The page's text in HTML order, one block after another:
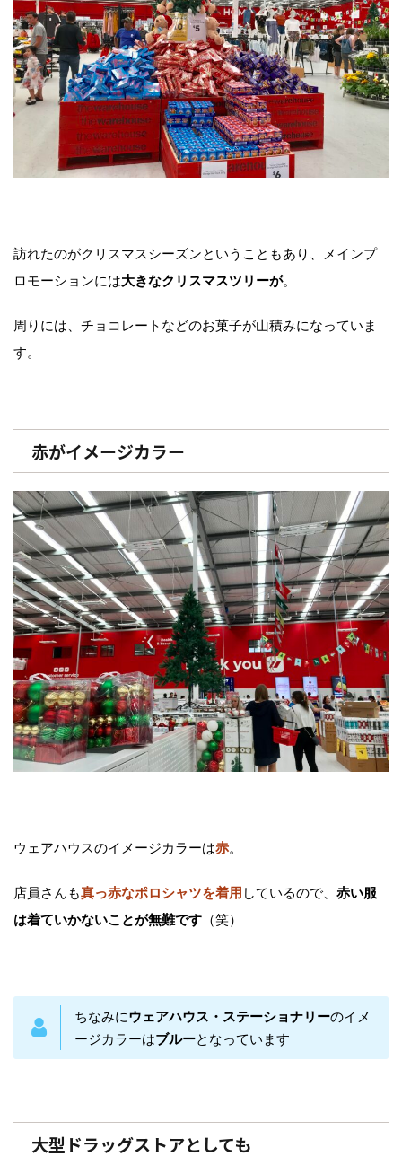
訪れたのがクリスマスシーズンということもあり、メインプ
ロモーションには大きなクリスマスツリーが。
周りには、チョコレートなどのお菓子が山積みになっていま
す。
赤がイメージカラー
ウェアハウスのイメージカラーは赤。
店員さんも真っ赤なポロシャツを着用 しているので、 赤い服
は着ていかないことが無難です （笑）
ちなみにウェアハウス・ステーショナリーのイメ
ージカラーはブルーとなっています
大型ドラッグストアとしても